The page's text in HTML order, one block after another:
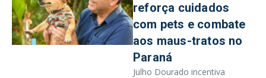
reforça cuidados
com pets e combate
aos maus-tratos no
Paraná
Julho Dourado incentiva